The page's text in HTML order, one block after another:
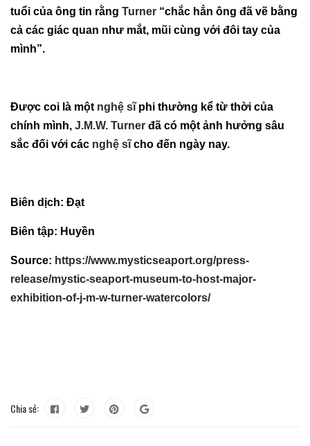
tuổi của ông tin rằng Turner “chắc hẳn ông đã vẽ bằng
cả các giác quan như mắt, mũi cùng với đôi tay của
mình”.
Được coi là một nghệ sĩphi thường kể từ thời của
chính mình, J.M.W. Turner đã có một ảnh hưởng sâu
sắc đối với các nghệ sĩcho đến ngày nay.
Biên dịch: Đạt
Biên tập: Huyền
Source: https://www.mysticseaport.org/press-
release/mystic-seaport-museum-to-host-major-
exhibition-of-j-m-w-turner-watercolors/
Chia sẻ: